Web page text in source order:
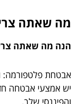
מה שאתה
הנה מה שאתה
אבטחת פלטפורמה:
יש אמצעי אבטחה